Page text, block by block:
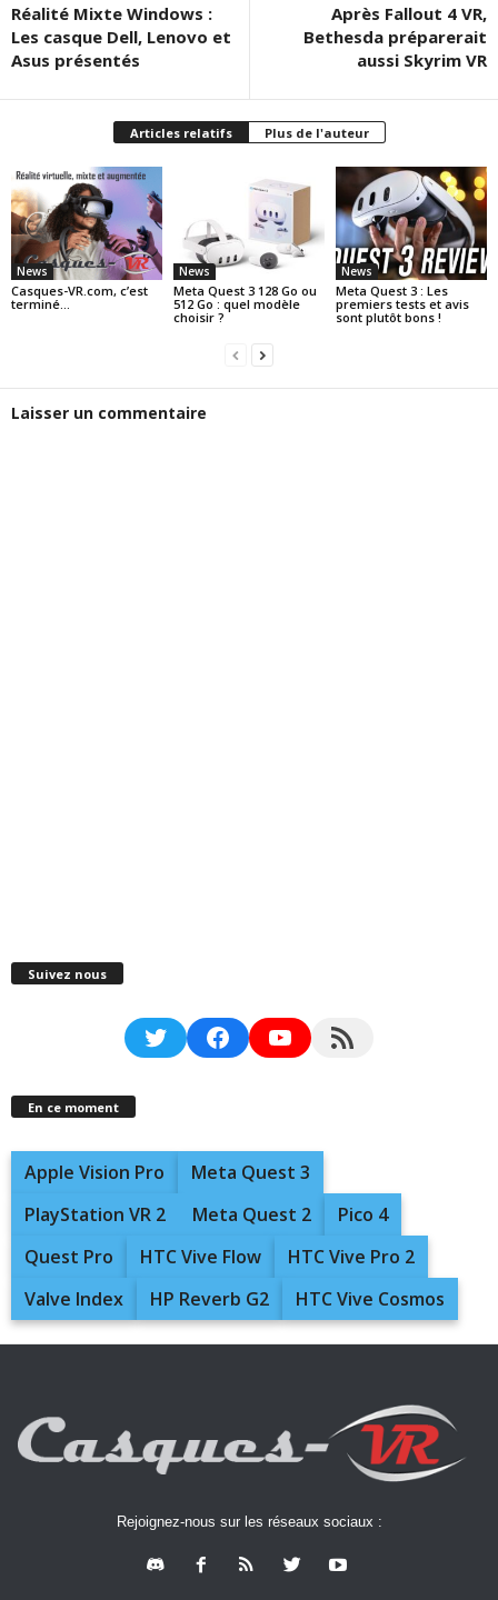
Réalité Mixte Windows :
Les casque Dell, Lenovo et
Asus présentés
Après Fallout 4 VR,
Bethesda préparerait
aussi Skyrim VR
Articles relatifs Plus de l'auteur
News
Casques-VR.com, c’est
terminé…
News
Meta Quest 3 128 Go ou
512 Go : quel modèle
choisir ?
News
Meta Quest 3 : Les
premiers tests et avis
sont plutôt bons !
Laisser un commentaire
Suivez nous
TwitterFacebookYouTubeRSS Feed
En ce moment
Apple Vision Pro
Meta Quest 3
PlayStation VR 2
Meta Quest 2
Pico 4
Quest Pro
HTC Vive Flow
HTC Vive Pro 2
Valve Index
HP Reverb G2 HTC Vive Cosmos
Rejoignez-nous sur les réseaux sociaux :